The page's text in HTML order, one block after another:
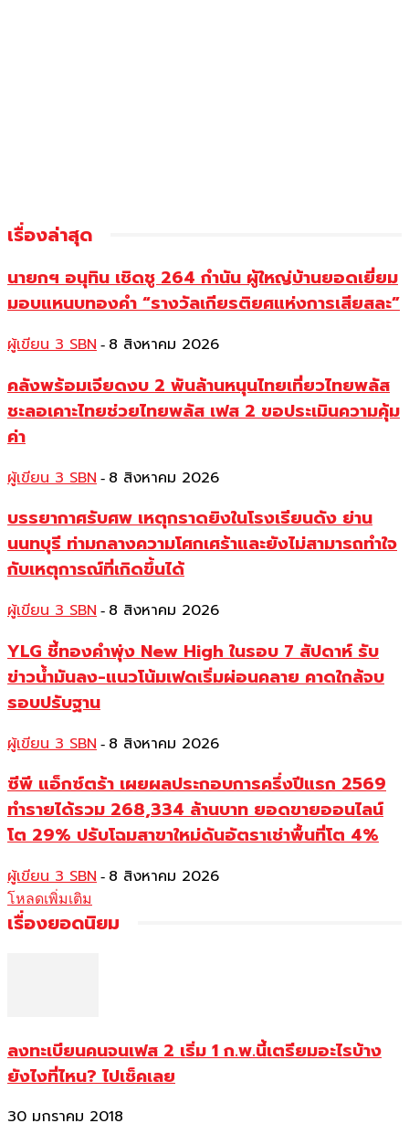
เรื่องล่าสุด
นายกฯ อนุทิน เชิดชู 264 กำนัน ผู้ใหญ่บ้านยอดเยี่ยม
มอบแหนบทองคำ “รางวัลเกียรติยศแห่งการเสียสละ”
ผู้เขียน 3 SBN - 8 สิงหาคม 2026
คลังพร้อมเจียดงบ 2 พันล้านหนุนไทยเที่ยวไทยพลัส
ชะลอเคาะไทยช่วยไทยพลัส เฟส 2 ขอประเมินความคุ้ม
ค่า
ผู้เขียน 3 SBN - 8 สิงหาคม 2026
บรรยากาศรับศพ เหตุกราดยิงในโรงเรียนดัง ย่าน
นนทบุรี ท่ามกลางความโศกเศร้าและยังไม่สามารถทำใจ
กับเหตุการณ์ที่เกิดขึ้นได้
ผู้เขียน 3 SBN - 8 สิงหาคม 2026
YLG ชี้ทองคำพุ่ง New High ในรอบ 7 สัปดาห์ รับ
ข่าวน้ำมันลง-แนวโน้มเฟดเริ่มผ่อนคลาย คาดใกล้จบ
รอบปรับฐาน
ผู้เขียน 3 SBN - 8 สิงหาคม 2026
ซีพี แอ็กซ์ตร้า เผยผลประกอบการครึ่งปีแรก 2569
ทำรายได้รวม 268,334 ล้านบาท ยอดขายออนไลน์
โต 29% ปรับโฉมสาขาใหม่ดันอัตราเช่าพื้นที่โต 4%
ผู้เขียน 3 SBN - 8 สิงหาคม 2026
โหลดเพิ่มเติม
เรื่องยอดนิยม
ลงทะเบียนคนจนเฟส 2 เริ่ม 1 ก.พ.นี้เตรียมอะไรบ้าง
ยังไงที่ไหน? ไปเช็คเลย
30 มกราคม 2018